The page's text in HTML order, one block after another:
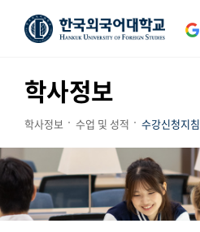
학사정보
학사정보 수업 및 성적 수강신청지침